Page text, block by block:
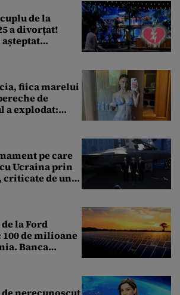
de la
a divorțat!
fiica marelui
de
explodat:
pe care
Ucraina prin
criticate de un
la Ford
100 de milioane
Banca